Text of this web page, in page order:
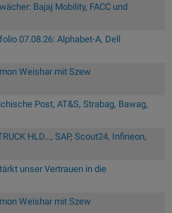
Bajaj Mobility, FACC und
07.08.26: Alphabet-A, Dell
Weishar mit Szew
Post, AT&S, Strabag, Bawag,
HLD..., SAP, Scout24, Infineon,
unser Vertrauen in die
Weishar mit Szew